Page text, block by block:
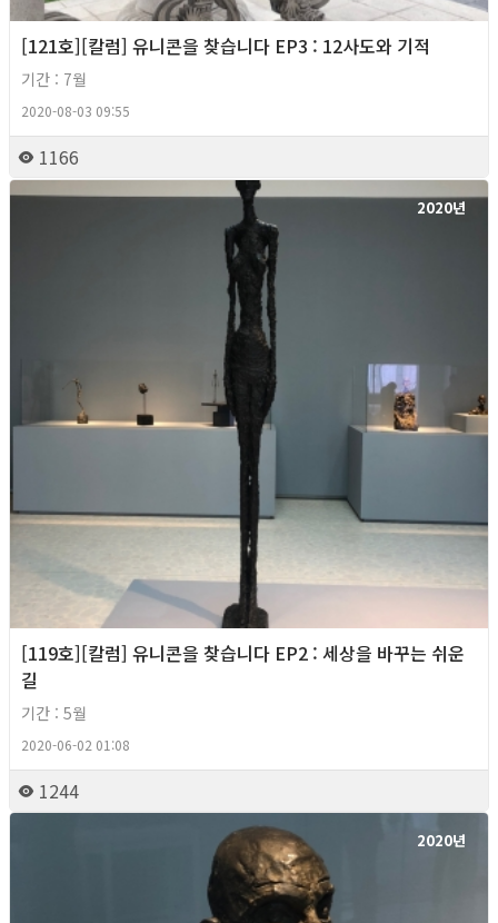
[121호][칼럼] 유니콘을 찾습니다 EP3 : 12사도와 기적
기간 : 7월
2020-08-03 09:55
1166
2020년
[119호][칼럼] 유니콘을 찾습니다 EP2 : 세상을 바꾸는 쉬운
길
기간 : 5월
2020-06-02 01:08
1244
2020년